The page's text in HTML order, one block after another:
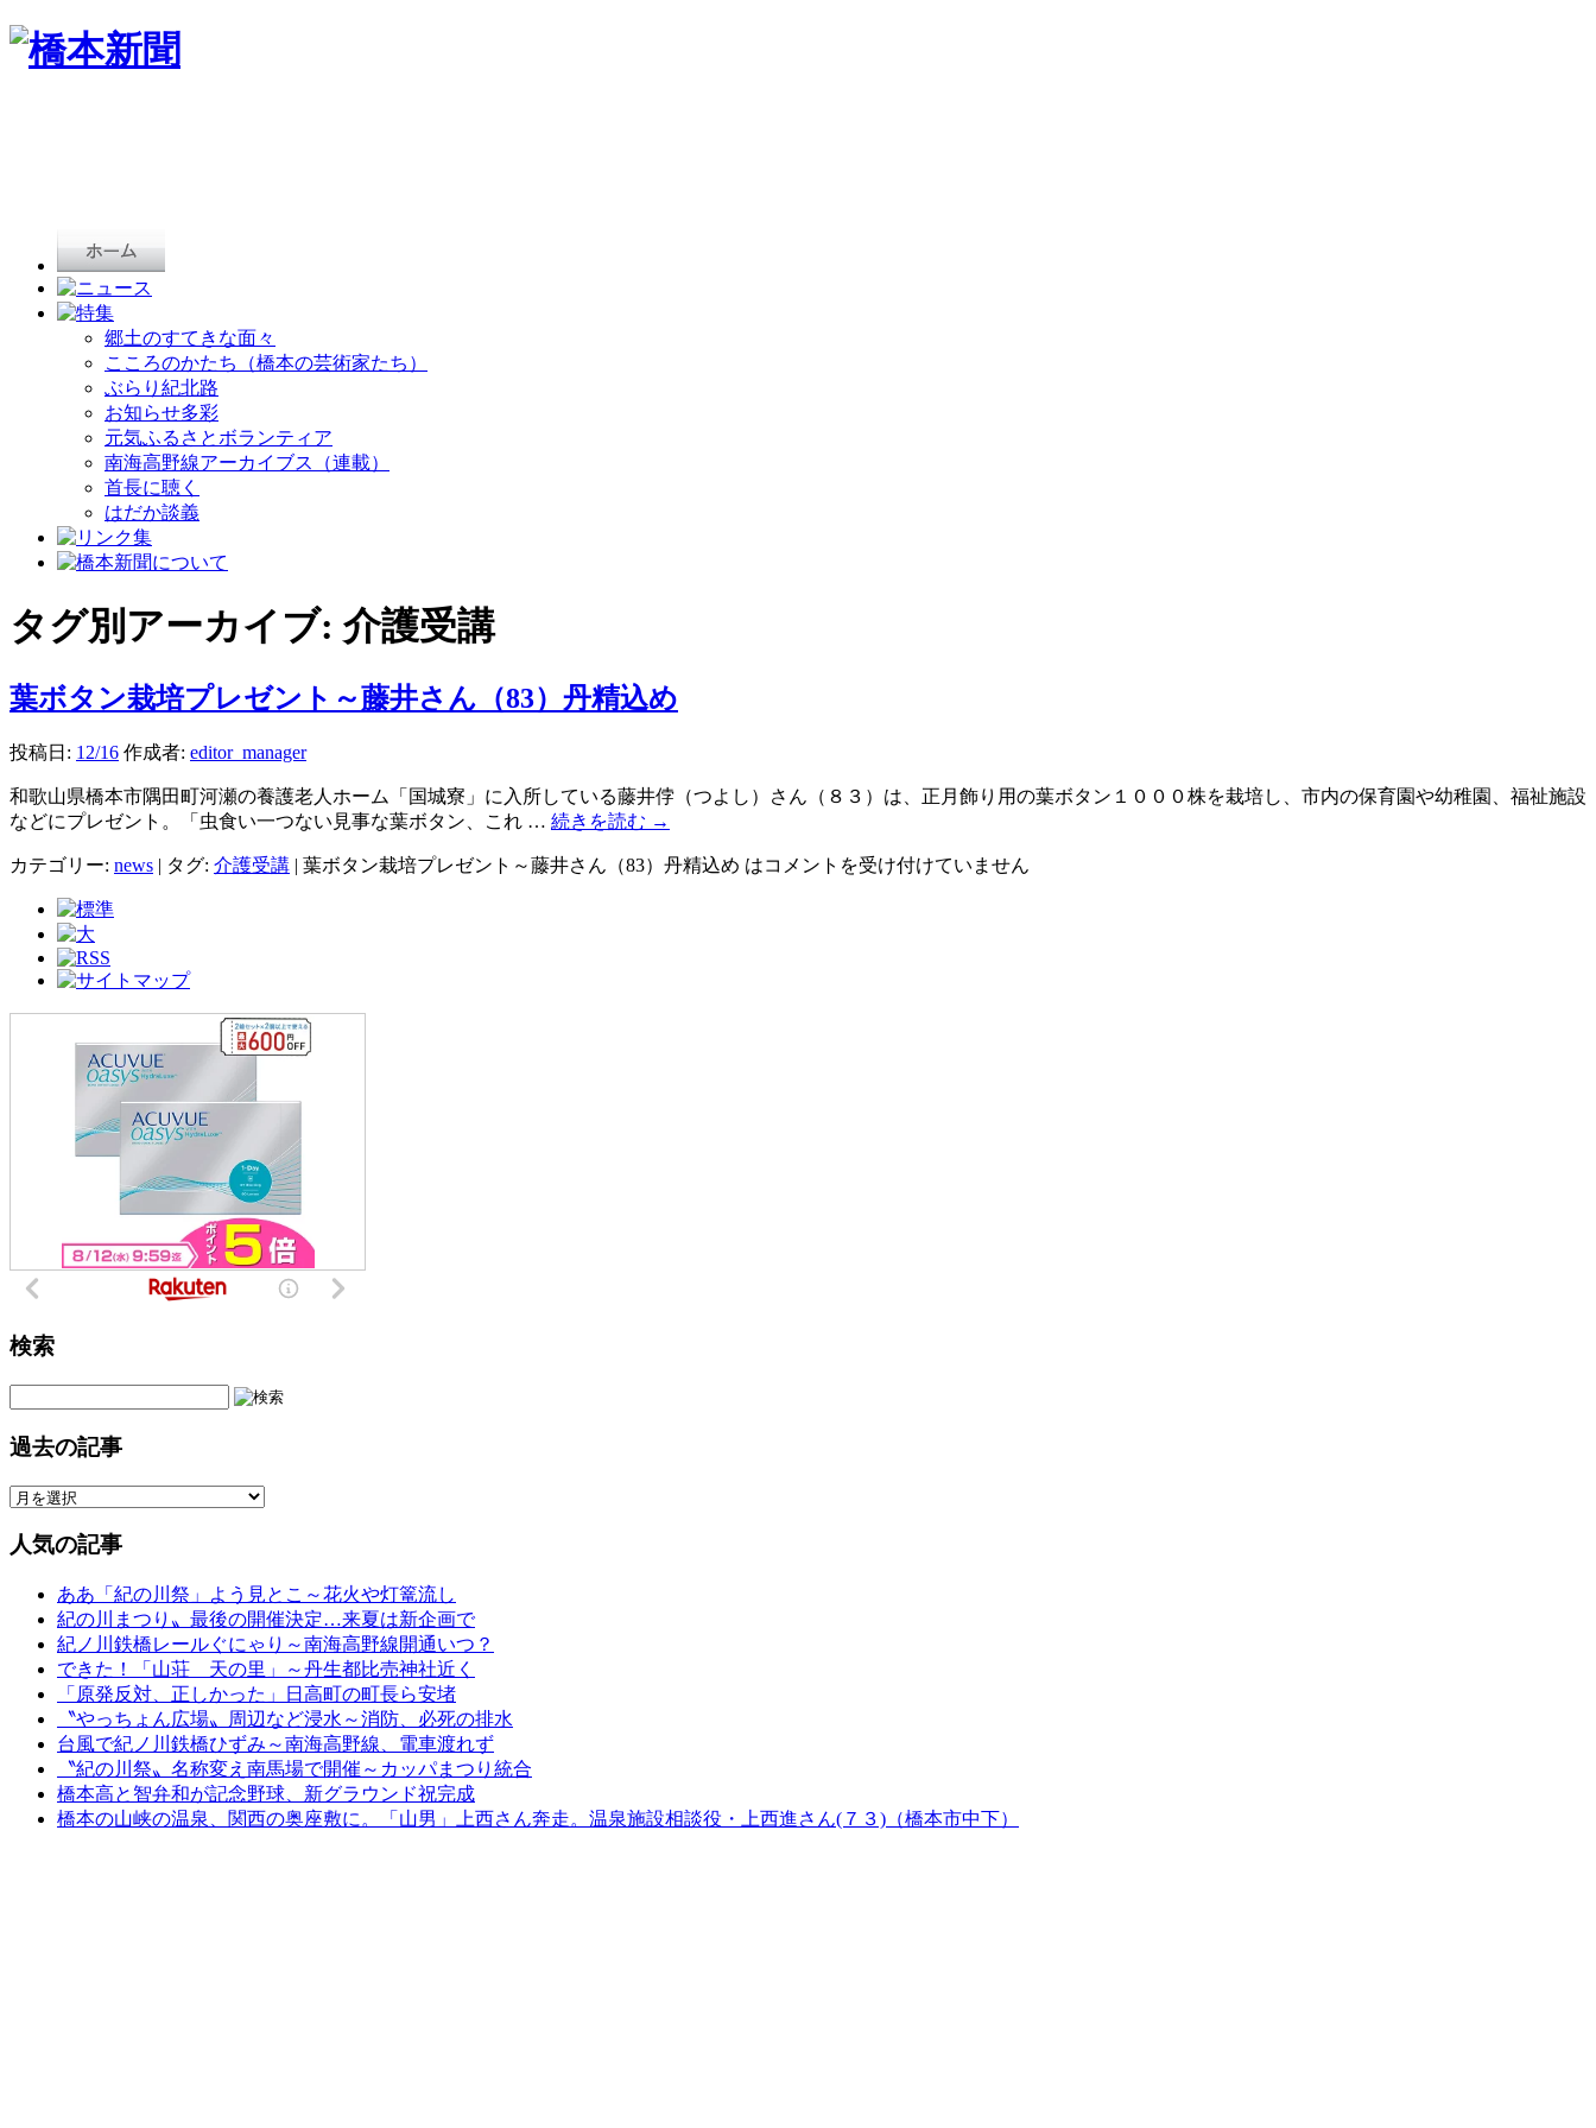
郷土のすてきな面々
こころのかたち（橋本の芸術家たち）
ぶらり紀北路
お知らせ多彩
元気ふるさとボランティア
南海高野線アーカイブス（連載）
首長に聴く
はだか談義
タグ別アーカイブ: 介護受講
葉ボタン栽培プレゼント～藤井さん（83）丹精込め
投稿日: 12/16 作成者: editor_manager
和歌山県橋本市隅田町河瀬の養護老人ホーム「国城寮」に入所している藤井侼（つよし）さん（８３）は、正月飾り用の葉ボタン１０００株を栽培し、市内の保育園や幼稚園、福祉施設
などにプレゼント。「虫食い一つない見事な葉ボタン、これ … 続きを読む →
カテゴリー: news | タグ: 介護受講 | 葉ボタン栽培プレゼント～藤井さん（83）丹精込め はコメントを受け付けていません
検索
過去の記事
人気の記事
ああ「紀の川祭」よう見とこ～花火や灯篭流し
紀の川まつり〟最後の開催決定…来夏は新企画で
紀ノ川鉄橋レールぐにゃり～南海高野線開通いつ？
できた！「山荘 天の里」～丹生都比売神社近く
「原発反対、正しかった」日高町の町長ら安堵
〝やっちょん広場〟周辺など浸水～消防、必死の排水
台風で紀ノ川鉄橋ひずみ～南海高野線、電車渡れず
〝紀の川祭〟名称変え南馬場で開催～カッパまつり統合
橋本高と智弁和が記念野球、新グラウンド祝完成
橋本の山峡の温泉、関西の奥座敷に。「山男」上西さん奔走。温泉施設相談役・上西進さん(７３)（橋本市中下）